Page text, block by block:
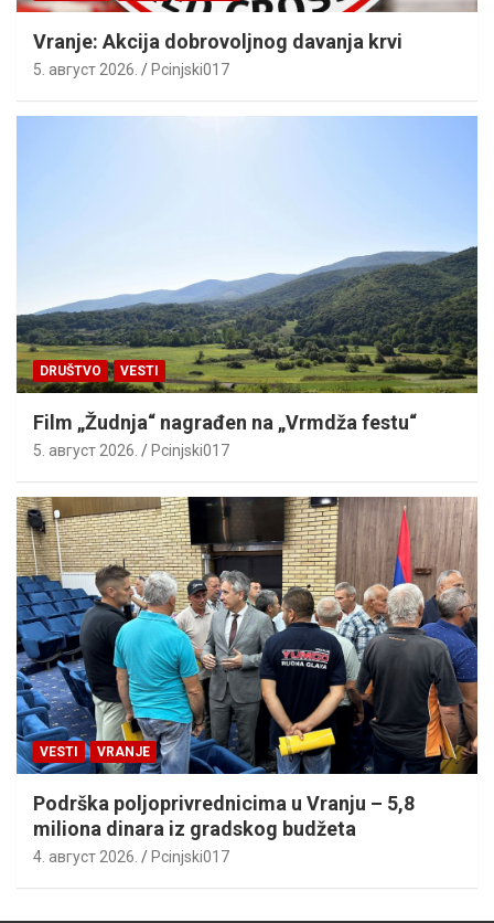
Vranje: Akcija dobrovoljnog davanja krvi
5. август 2026. Pcinjski017
DRUŠTVO VESTI
Film „Žudnja“ nagrađen na „Vrmdža festu“
5. август 2026. Pcinjski017
VESTI VRANJE
Podrška poljoprivrednicima u Vranju – 5,8
miliona dinara iz gradskog budžeta
4. август 2026. Pcinjski017